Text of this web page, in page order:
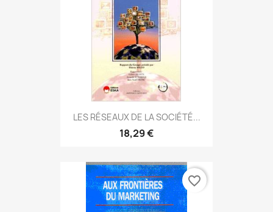
LES RÉSEAUX DE LA SOCIÉTÉ...
18,29 €
favorite_border